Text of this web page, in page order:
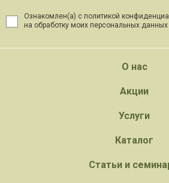
Ознакомлен(а) с политикой
на обработку моих персональных данных
О нас
Акции
Услуги
Каталог
Статьи и